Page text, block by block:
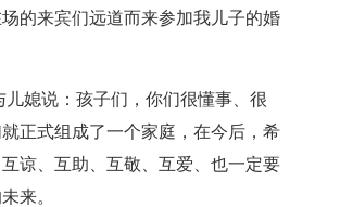
的来宾们远道而来参加我儿子的婚
媳说：孩子们，你们很懂事、很
正式组成了一个家庭，在今后，希
谅、互助、互敬、互爱、也一定要
来。